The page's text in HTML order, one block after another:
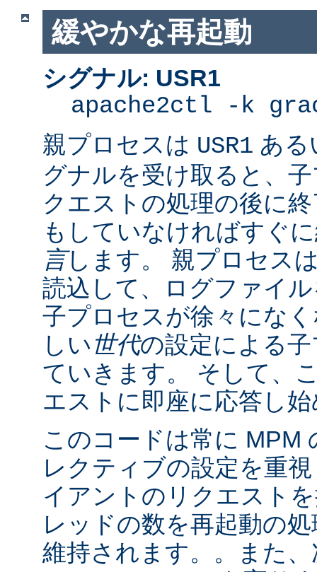
緩やかな再起動
シグナル: USR1
apache2ctl -k
親プロセスは USR1 あ
グナルを受け取ると、
クエストの処理の後に
もしていなければすぐ
言します。 親プロセス
読込して、ログファイ
子プロセスが徐々にな
しい世代の設定による
ていきます。 そして、
エストに即座に応答し
このコードは常に MPM
レクティブの設定を重
イアントのリクエスト
レッドの数を再起動の
維持されます。。また